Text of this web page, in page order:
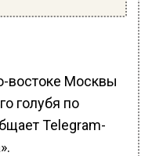
востоке Москвы
голубя по
Telegram-